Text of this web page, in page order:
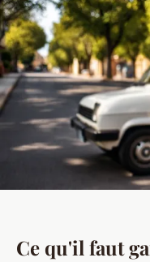
Ce qu'il faut